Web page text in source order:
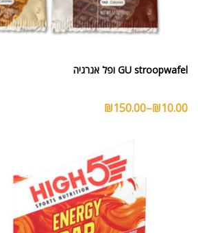
GU stroopwafel ופל אנרגיה
₪10.00
–
₪150.00